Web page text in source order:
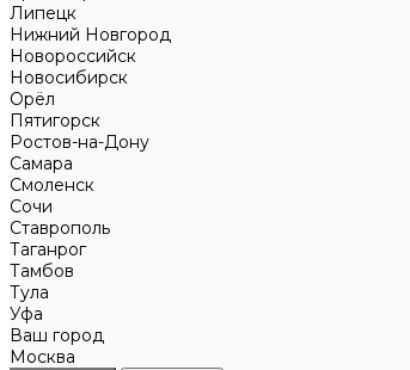
Липецк
Нижний Новгород
Новороссийск
Новосибирск
Орёл
Пятигорск
Ростов-на-Дону
Самара
Смоленск
Сочи
Ставрополь
Таганрог
Тамбов
Тула
Уфа
Ваш город
Москва